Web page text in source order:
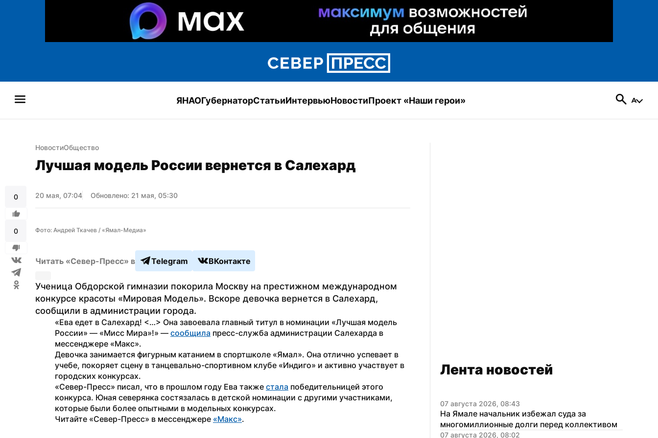
ЯНАОГубернаторСтатьиИнтервьюНовостиПроект «Наши герои»
0
0
НовостиОбщество
Лучшая модель России вернется в Салехард
20 мая, 07:04 Обновлено: 21 мая, 05:30
Фото: Андрей Ткачев / «Ямал-Медиа»
Читать «Север-Пресс» в Telegram ВКонтакте
Ученица Обдорской гимназии покорила Москву на престижном международном
конкурсе красоты «Мировая Модель». Вскоре девочка вернется в Салехард,
сообщили в администрации города.
«Ева едет в Салехард! <…> Она завоевала главный титул в номинации «Лучшая модель
России» — «Мисс Мира»!» — сообщила пресс-служба администрации Салехарда в
мессенджере «Макс».
Девочка занимается фигурным катанием в спортшколе «Ямал». Она отлично успевает в
учебе, покоряет сцену в танцевально-спортивном клубе «Индиго» и активно участвует в
городских конкурсах.
«Север-Пресс» писал, что в прошлом году Ева также стала победительницей этого
конкурса. Юная северянка состязалась в детской номинации с другими участниками,
которые были более опытными в модельных конкурсах.
Читайте «Север-Пресс» в мессенджере «Макс».
Лента новостей
07 августа 2026, 08:43
На Ямале начальник избежал суда за
многомиллионные долги перед коллективом
07 августа 2026, 08:02